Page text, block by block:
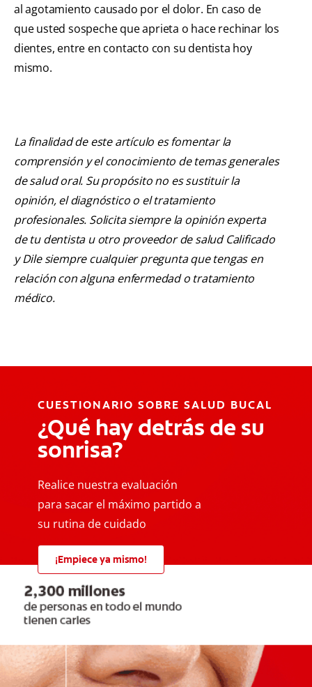
al agotamiento causado por el dolor. En caso de
que usted sospeche que aprieta o hace rechinar los
dientes, entre en contacto con su dentista hoy
mismo.
La finalidad de este artículo es fomentar la
comprensión y el conocimiento de temas generales
de salud oral. Su propósito no es sustituir la
opinión, el diagnóstico o el tratamiento
profesionales. Solicita siempre la opinión experta
de tu dentista u otro proveedor de salud Calificado
y Dile siempre cualquier pregunta que tengas en
relación con alguna enfermedad o tratamiento
médico.
CUESTIONARIO SOBRE SALUD BUCAL
¿Qué hay detrás de su
sonrisa?
Realice nuestra evaluación
para sacar el máximo partido a
su rutina de cuidado
¡Empiece ya mismo!